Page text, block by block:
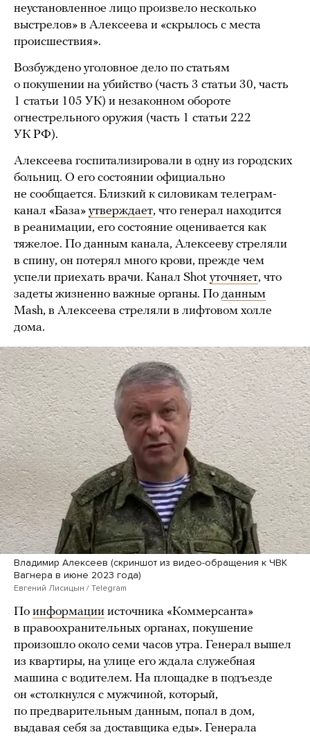
неустановленное лицо произвело несколько
выстрелов» в Алексеева и «скрылось с места
происшествия».
Возбуждено уголовное дело по статьям
о покушении на убийство (часть 3 статьи 30, часть
1 статьи 105 УК) и незаконном обороте
огнестрельного оружия (часть 1 статьи 222
УК РФ).
Алексеева госпитализировали в одну из городских
больниц. О его состоянии официально
не сообщается. Близкий к силовикам телеграм-
канал «База» утверждает, что генерал находится
в реанимации, его состояние оценивается как
тяжелое. По данным канала, Алексееву стреляли
в спину, он потерял много крови, прежде чем
успели приехать врачи. Канал Shot уточняет, что
задеты жизненно важные органы. По данным
Mash, в Алексеева стреляли в лифтовом холле
дома.
Владимир Алексеев (скриншот из видео-обращения к ЧВК
Вагнера в июне 2023 года)
Евгений Лисицын / Telegram
По информации источника «Коммерсанта»
в правоохранительных органах, покушение
произошло около семи часов утра. Генерал вышел
из квартиры, на улице его ждала служебная
машина с водителем. На площадке в подъезде
он «столкнулся с мужчиной, который,
по предварительным данным, попал в дом,
выдавая себя за доставщика еды». Генерала